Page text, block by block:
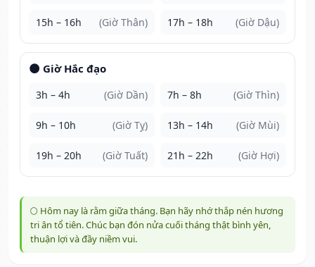
15h – 16h (Giờ Thân) 17h – 18h (Giờ Dậu)
🌑 Giờ Hắc đạo
3h – 4h (Giờ Dần) 7h – 8h (Giờ Thìn)
9h – 10h (Giờ Tỵ) 13h – 14h (Giờ Mùi)
19h – 20h (Giờ Tuất) 21h – 22h (Giờ Hợi)
🌕 Hôm nay là rằm giữa tháng. Bạn hãy nhớ thắp nén hương
tri ân tổ tiên. Chúc bạn đón nửa cuối tháng thật bình yên,
thuận lợi và đầy niềm vui.